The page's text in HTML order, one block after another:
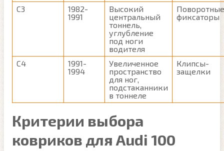
C3
1982-
1991
Высокий
центральный
тоннель,
углубление
под ноги
водителя
Поворотные
фиксаторы
C4
1991-
1994
Увеличенное
пространство
для ног,
подстаканники
в тоннеле
Клипсы-
защелки
Критерии выбора
ковриков для Audi 100